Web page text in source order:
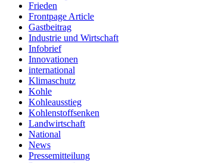
Frieden
Frontpage Article
Gastbeitrag
Industrie und Wirtschaft
Infobrief
Innovationen
international
Klimaschutz
Kohle
Kohleausstieg
Kohlenstoffsenken
Landwirtschaft
National
News
Pressemitteilung